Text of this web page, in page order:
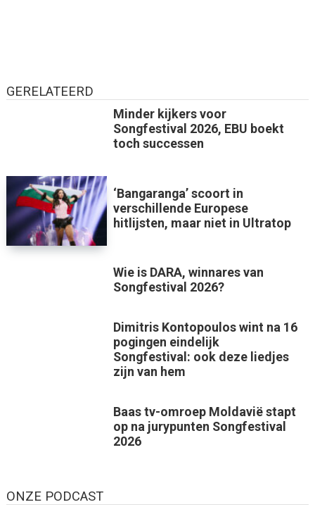
GERELATEERD
Minder kijkers voor
Songfestival 2026, EBU boekt
toch successen
‘Bangaranga’ scoort in
verschillende Europese
hitlijsten, maar niet in Ultratop
Wie is DARA, winnares van
Songfestival 2026?
Dimitris Kontopoulos wint na 16
pogingen eindelijk
Songfestival: ook deze liedjes
zijn van hem
Baas tv-omroep Moldavië stapt
op na jurypunten Songfestival
2026
ONZE PODCAST